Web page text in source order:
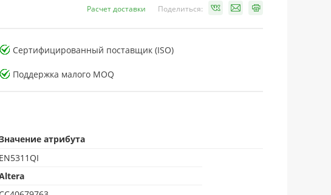
CMA
Расчет доставки Поделиться:
Сертифицированный поставщик (ISO)
Поддержка малого MOQ
атрибута
EN5311QI